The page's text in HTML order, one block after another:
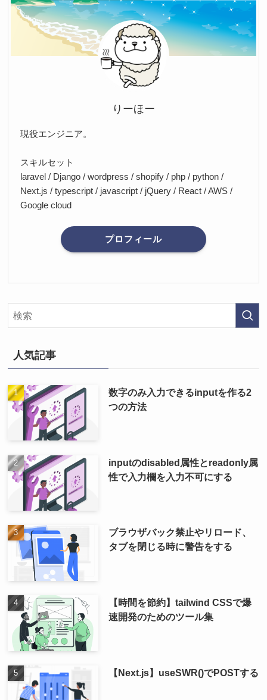
りーほー
現役エンジニア。
スキルセット
laravel / Django / wordpress / shopify / php / python /
Next.js / typescript / javascript / jQuery / React / AWS /
Google cloud
プロフィール
人気記事
数字のみ入力できるinputを作る2
つの方法
inputのdisabled属性とreadonly属
性で入力欄を入力不可にする
ブラウザバック禁止やリロード、
タブを閉じる時に警告をする
【時間を節約】tailwind CSSで爆
速開発のためのツール集
【Next.js】useSWR()でPOSTする